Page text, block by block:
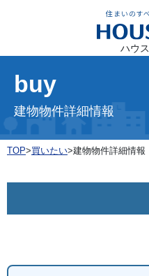
ハウ
buy
建物物件詳細情報
TOP>買いたい>建物物件詳細情報